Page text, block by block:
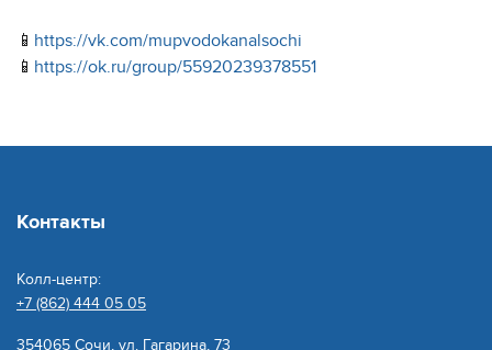
📱 https://vk.com/mupvodokanalsochi
📱 https://ok.ru/group/55920239378551
Контакты
Колл-центр:
+7 (862) 444 05 05
354065 Сочи, ул. Гагарина, 73